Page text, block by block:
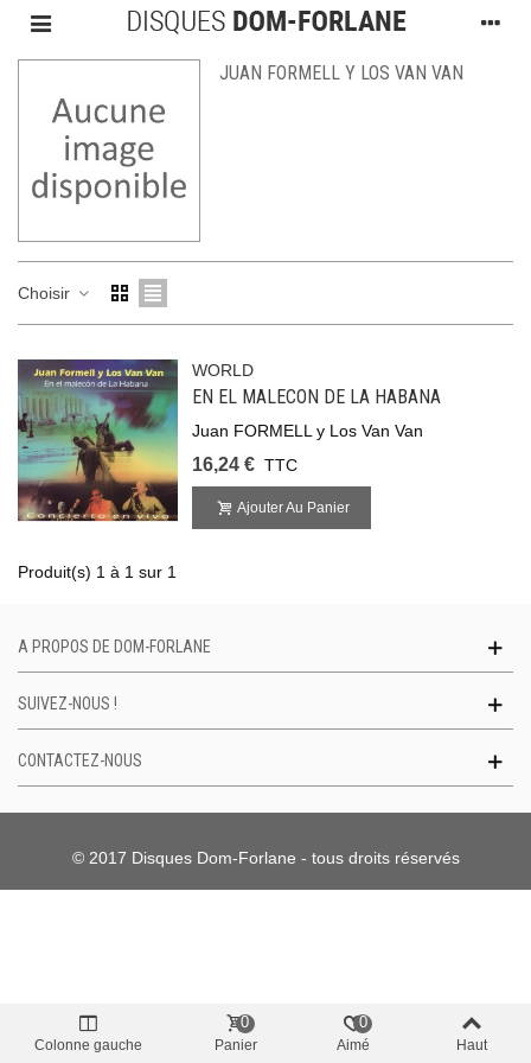
JUAN FORMELL Y LOS VAN VAN
Choisir
WORLD
EN EL MALECON DE LA HABANA
Juan FORMELL y Los Van Van
16,24 € TTC
Ajouter Au Panier
Produit(s) 1 à 1 sur 1
A PROPOS DE DOM-FORLANE
SUIVEZ-NOUS !
CONTACTEZ-NOUS
© 2017 Disques Dom-Forlane - tous droits réservés
Colonne gauche Panier
0
Aimé
0
Haut